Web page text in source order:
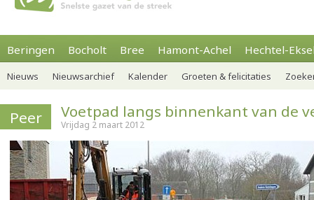
Beringen Bocholt Bree Hamont-Achel Hechtel-
Nieuws Nieuwsarchief Kalender Groeten & felicitaties
Peer Voetpad langs binnenkant van de
Vrijdag 2 maart 2012